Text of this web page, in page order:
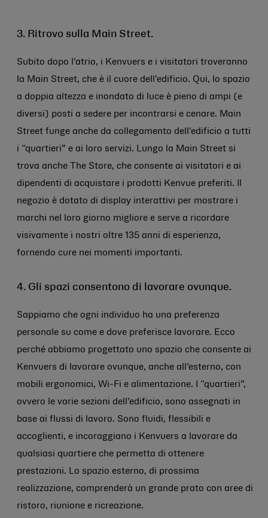
3. Ritrovo sulla Main Street.
Subito dopo l'atrio, i Kenvuers e i visitatori troveranno
la Main Street, che è il cuore dell'edificio. Qui, lo spazio
a doppia altezza e inondato di luce è pieno di ampi (e
diversi) posti a sedere per incontrarsi e cenare. Main
Street funge anche da collegamento dell'edificio a tutti
i “quartieri” e ai loro servizi. Lungo la Main Street si
trova anche The Store, che consente ai visitatori e ai
dipendenti di acquistare i prodotti Kenvue preferiti. Il
negozio è dotato di display interattivi per mostrare i
marchi nel loro giorno migliore e serve a ricordare
visivamente i nostri oltre 135 anni di esperienza,
fornendo cure nei momenti importanti.
4. Gli spazi consentono di lavorare ovunque.
Sappiamo che ogni individuo ha una preferenza
personale su come e dove preferisce lavorare. Ecco
perché abbiamo progettato uno spazio che consente ai
Kenvuers di lavorare ovunque, anche all’esterno, con
mobili ergonomici, Wi-Fi e alimentazione. I “quartieri”,
ovvero le varie sezioni dell'edificio, sono assegnati in
base ai flussi di lavoro. Sono fluidi, flessibili e
accoglienti, e incoraggiano i Kenvuers a lavorare da
qualsiasi quartiere che permetta di ottenere
prestazioni. Lo spazio esterno, di prossima
realizzazione, comprenderà un grande prato con aree di
ristoro, riunione e ricreazione.